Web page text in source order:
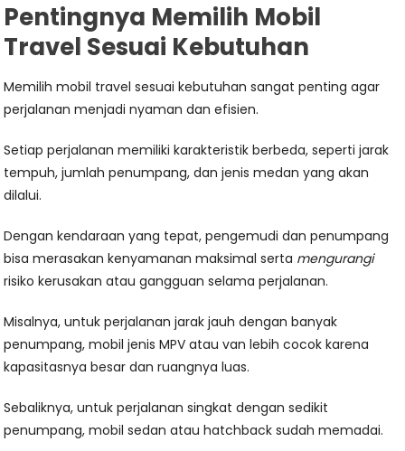
Pentingnya Memilih Mobil
Travel Sesuai Kebutuhan
Memilih mobil travel sesuai kebutuhan sangat penting agar
perjalanan menjadi nyaman dan efisien.
Setiap perjalanan memiliki karakteristik berbeda, seperti jarak
tempuh, jumlah penumpang, dan jenis medan yang akan
dilalui.
Dengan kendaraan yang tepat, pengemudi dan penumpang
bisa merasakan kenyamanan maksimal serta mengurangi
risiko kerusakan atau gangguan selama perjalanan.
Misalnya, untuk perjalanan jarak jauh dengan banyak
penumpang, mobil jenis MPV atau van lebih cocok karena
kapasitasnya besar dan ruangnya luas.
Sebaliknya, untuk perjalanan singkat dengan sedikit
penumpang, mobil sedan atau hatchback sudah memadai.